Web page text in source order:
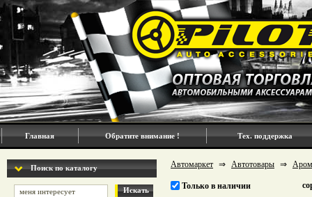
Главная Обратите внимание ! Тех. поддержка
Поиск по каталогу
Искать
Автомаркет ⇒ Автотовары ⇒
Только в наличии